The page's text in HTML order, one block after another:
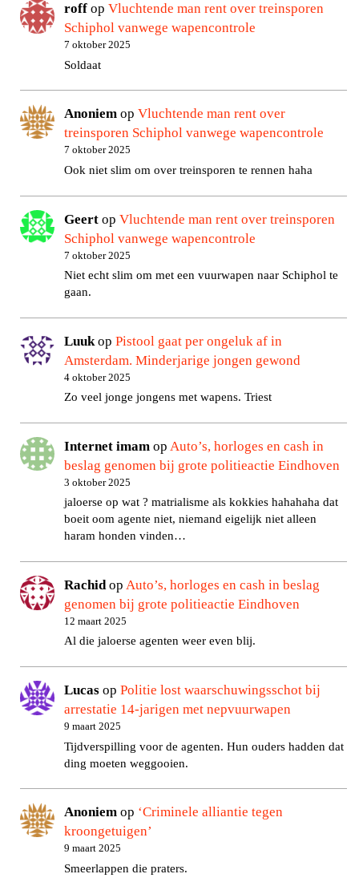
roff opVluchtende man rent over treinsporen
Schiphol vanwege wapencontrole
7 oktober 2025
Soldaat
Anoniem opVluchtende man rent over
treinsporen Schiphol vanwege wapencontrole
7 oktober 2025
Ook niet slim om over treinsporen te rennen haha
Geert opVluchtende man rent over treinsporen
Schiphol vanwege wapencontrole
7 oktober 2025
Niet echt slim om met een vuurwapen naar Schiphol te
gaan.
Luuk opPistool gaat per ongeluk af in
Amsterdam. Minderjarige jongen gewond
4 oktober 2025
Zo veel jonge jongens met wapens. Triest
Internet imam opAuto’s, horloges en cash in
beslag genomen bij grote politieactie Eindhoven
3 oktober 2025
jaloerse op wat ? matrialisme als kokkies hahahaha dat
boeit oom agente niet, niemand eigelijk niet alleen
haram honden vinden…
RachidopAuto’s, horloges en cash in beslag
genomen bij grote politieactie Eindhoven
12 maart 2025
Al die jaloerse agenten weer even blij.
Lucas opPolitie lost waarschuwingsschot bij
arrestatie 14-jarigen met nepvuurwapen
9 maart 2025
Tijdverspilling voor de agenten. Hun ouders hadden dat
ding moeten weggooien.
Anoniem op ‘Criminele alliantie tegen
kroongetuigen’
9 maart 2025
Smeerlappen die praters.